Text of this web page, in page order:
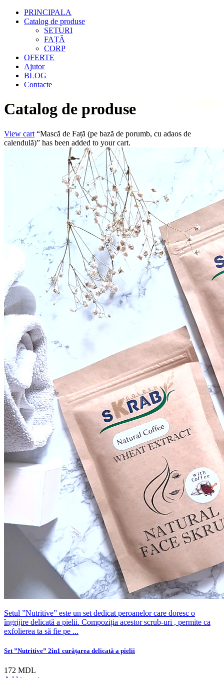
PRINCIPALA
Catalog de produse
SETURI
FAȚĂ
CORP
OFERTE
Ajutor
BLOG
Contacte
Catalog de produse
View cart “Mască de Față (pe bază de porumb, cu adaos de
calendulă)” has been added to your cart.
Setul ”Nutritive” este un set dedicat peroanelor care doresc o
îngrijire delicată a pielii. Compoziția acestor scrub-uri , permite ca
exfolierea ta să fie pe ...
Set ”Nutritive” 2în1 curățarea delicată a pielii
172 MDL